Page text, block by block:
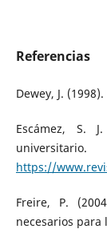
Referencias
Dewey, J.
Escámez, S.
https://
Freire, P.
necesarios para